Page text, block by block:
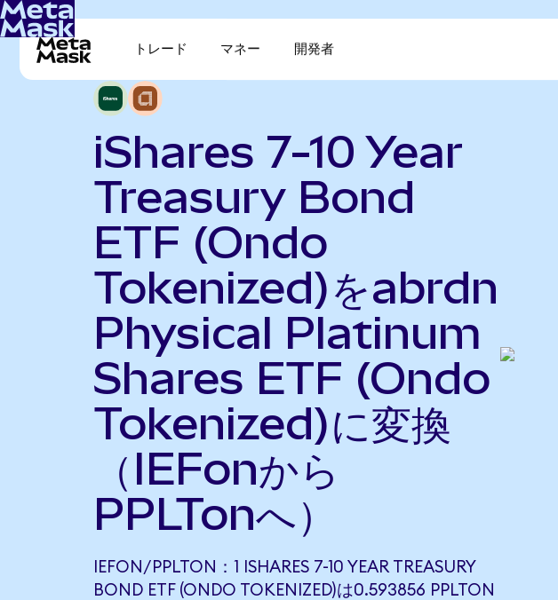
トレード マネー 開発者
iShares 7-10 Year
Treasury Bond
ETF (Ondo
Tokenized)をabrdn
Physical Platinum
Shares ETF (Ondo
Tokenized)に変換
（IEFonから
PPLTonへ）
IEFON/PPLTON：1 ISHARES 7-10 YEAR TREASURY
BOND ETF (ONDO TOKENIZED)は0.593856 PPLTON